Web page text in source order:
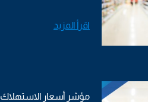
اقرأ المزيد
مؤشر أسعار الاستهلاك